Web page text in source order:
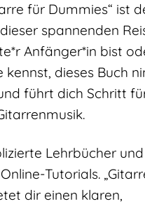
für Dummies“ ist
spannenden
Anfänger*in bist
kennst, dieses Buch
führt dich Schritt
Lehrbücher und
Tutorials.
dir einen klaren,